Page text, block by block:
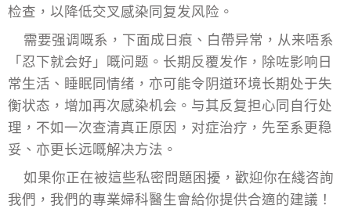
检查，以降低交叉感染同复发风险。
需要强调嘅系，下面成日痕、白帶异常，从来唔系
「忍下就会好」嘅问题。长期反覆发作，除咗影响日
常生活、睡眠同情绪，亦可能令阴道环境长期处于失
衡状态，增加再次感染机会。与其反复担心同自行处
理，不如一次查清真正原因，对症治疗，先至系更稳
妥、亦更长远嘅解决方法。
如果你正在被這些私密問題困擾，歡迎你在綫咨詢
我們，我們的專業婦科醫生會給你提供合適的建議！